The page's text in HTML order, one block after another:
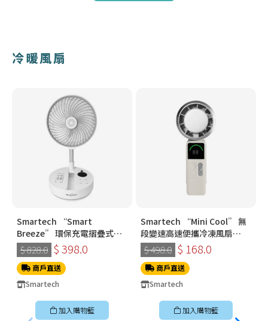
冷暖風扇
Smartech “Smart
Breeze” 環保充電摺疊式伸
縮搖擺風扇 SF8918
$ 828.0 $ 398.0
商戶直送
Smartech
加入購物籃
Smartech “Mini Cool” 無
段變速高速便攜冷凍風扇
SG3718
$ 498.0 $ 168.0
商戶直送
Smartech
加入購物籃